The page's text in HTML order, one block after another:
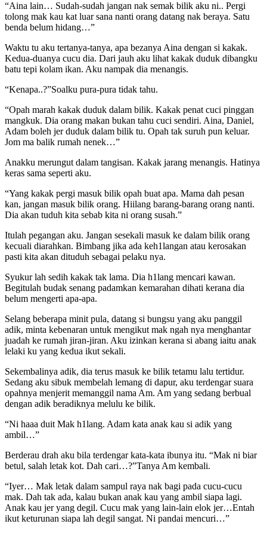
“Aina lain… Sudah-sudah jangan nak semak bilik aku ni.. Pergi
tolong mak kau kat luar sana nanti orang datang nak beraya. Satu
benda belum hidang…”
Waktu tu aku tertanya-tanya, apa bezanya Aina dengan si kakak.
Kedua-duanya cucu dia. Dari jauh aku lihat kakak duduk dibangku
batu tepi kolam ikan. Aku nampak dia menangis.
“Kenapa..?”Soalku pura-pura tidak tahu.
“Opah marah kakak duduk dalam bilik. Kakak penat cuci pinggan
mangkuk. Dia orang makan bukan tahu cuci sendiri. Aina, Daniel,
Adam boleh jer duduk dalam bilik tu. Opah tak suruh pun keluar.
Jom ma balik rumah nenek…”
Anakku merungut dalam tangisan. Kakak jarang menangis. Hatinya
keras sama seperti aku.
“Yang kakak pergi masuk bilik opah buat apa. Mama dah pesan
kan, jangan masuk bilik orang. Hiilang barang-barang orang nanti.
Dia akan tuduh kita sebab kita ni orang susah.”
Itulah pegangan aku. Jangan sesekali masuk ke dalam bilik orang
kecuali diarahkan. Bimbang jika ada keh1langan atau kerosakan
pasti kita akan dituduh sebagai pelaku nya.
Syukur lah sedih kakak tak lama. Dia h1lang mencari kawan.
Begitulah budak senang padamkan kemarahan dihati kerana dia
belum mengerti apa-apa.
Selang beberapa minit pula, datang si bungsu yang aku panggil
adik, minta kebenaran untuk mengikut mak ngah nya menghantar
juadah ke rumah jiran-jiran. Aku izinkan kerana si abang iaitu anak
lelaki ku yang kedua ikut sekali.
Sekembalinya adik, dia terus masuk ke bilik tetamu lalu tertidur.
Sedang aku sibuk membelah lemang di dapur, aku terdengar suara
opahnya menjerit memanggil nama Am. Am yang sedang berbual
dengan adik beradiknya melulu ke bilik.
“Ni haaa duit Mak h1lang. Adam kata anak kau si adik yang
ambil…”
Berderau drah aku bila terdengar kata-kata ibunya itu. “Mak ni biar
betul, salah letak kot. Dah cari…?”Tanya Am kembali.
“Iyer… Mak letak dalam sampul raya nak bagi pada cucu-cucu
mak. Dah tak ada, kalau bukan anak kau yang ambil siapa lagi.
Anak kau jer yang degil. Cucu mak yang lain-lain elok jer…Entah
ikut keturunan siapa lah degil sangat. Ni pandai mencuri…”